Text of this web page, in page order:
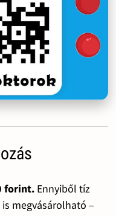
forint.Ennyiből tíz
megvásárolható –